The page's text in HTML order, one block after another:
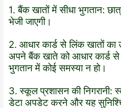
1. बैंक खातों में सीधा भुगतान:
भेजी जाएगी।
2. आधार कार्ड से लिंक खातों का
अपने बैंक खाते को आधार कार्ड से
भुगतान में कोई समस्या न हो।
3. स्कूल प्रशासन की निगरानी:
डेटा अपडेट करने और यह